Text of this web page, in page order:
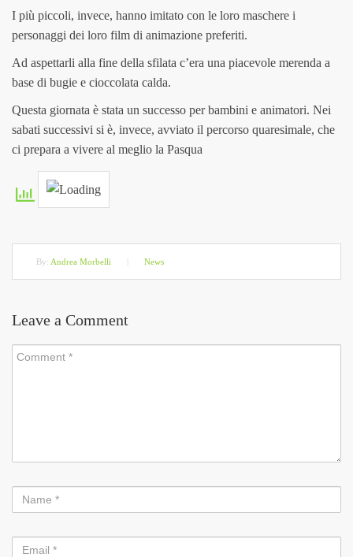
I più piccoli, invece, hanno imitato con le loro maschere i
personaggi dei loro film di animazione preferiti.
Ad aspettarli alla fine della sfilata c’era una piacevole merenda a
base di bugie e cioccolata calda.
Questa giornata è stata un successo per bambini e animatori. Nei
sabati successivi si è, invece, avviato il percorso quaresimale, che
ci prepara a vivere al meglio la Pasqua
By: Andrea Morbelli News
Leave a Comment